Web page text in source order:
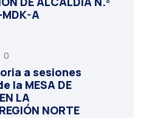
A
0
a sesiones
la MESA DE
LA
NORTE